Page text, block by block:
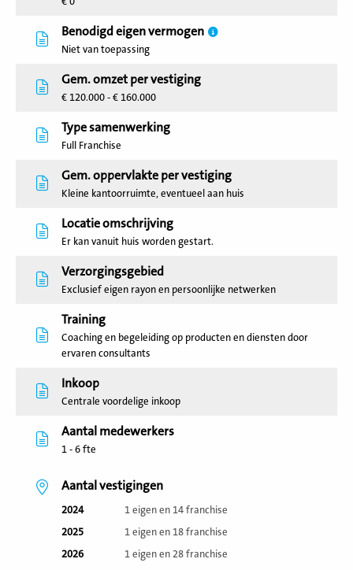
Benodigd eigen vermogen
Niet van toepassing
Gem. omzet per vestiging
€ 120.000 - € 160.000
Type samenwerking
Full Franchise
Gem. oppervlakte per vestiging
Kleine kantoorruimte, eventueel aan huis
Locatie omschrijving
Er kan vanuit huis worden gestart.
Verzorgingsgebied
Exclusief eigen rayon en persoonlijke netwerken
Training
Coaching en begeleiding op producten en diensten door
ervaren consultants
Inkoop
Centrale voordelige inkoop
Aantal medewerkers
1 - 6 fte
Aantal vestigingen
2024
1 eigen en 14 franchise
2025
1 eigen en 18 franchise
2026
1 eigen en 28 franchise